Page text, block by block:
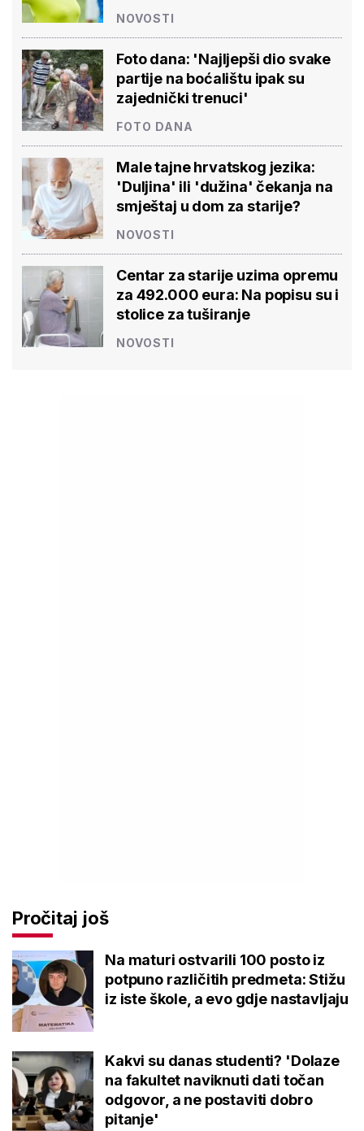
NOVOSTI
Foto dana: 'Najljepši dio svake
partije na boćalištu ipak su
zajednički trenuci'
FOTO DANA
Male tajne hrvatskog jezika:
'Duljina' ili 'dužina' čekanja na
smještaj u dom za starije?
NOVOSTI
Centar za starije uzima opremu
za 492.000 eura: Na popisu su i
stolice za tuširanje
NOVOSTI
Pročitaj još
Na maturi ostvarili 100 posto iz
potpuno različitih predmeta: Stižu
iz iste škole, a evo gdje nastavljaju
Kakvi su danas studenti? 'Dolaze
na fakultet naviknuti dati točan
odgovor, a ne postaviti dobro
pitanje'